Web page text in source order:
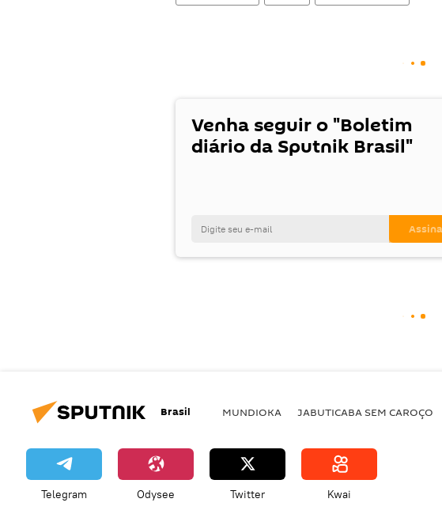
Venha seguir o "Boletim
diário da Sputnik Brasil"
Brasil MUNDIOKA JABUTICABA SEM CAROÇO
Telegram Odysee Twitter Kwai